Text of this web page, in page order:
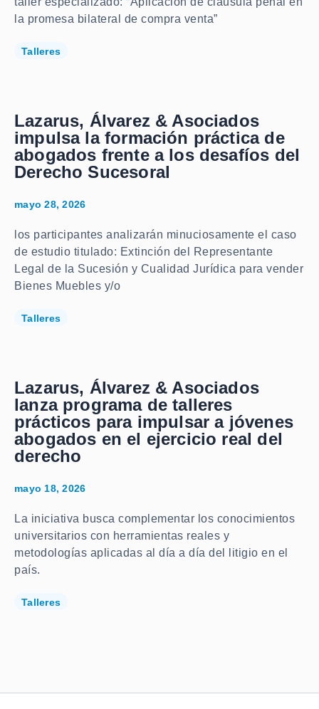
la promesa bilateral de compra venta”
Talleres
Lazarus, Álvarez & Asociados
impulsa la formación práctica de
abogados frente a los desafíos del
Derecho Sucesoral
mayo 28, 2026
los participantes analizarán minuciosamente el caso
de estudio titulado: Extinción del Representante
Legal de la Sucesión y Cualidad Jurídica para vender
Bienes Muebles y/o
Talleres
Lazarus, Álvarez & Asociados
lanza programa de talleres
prácticos para impulsar a jóvenes
abogados en el ejercicio real del
derecho
mayo 18, 2026
La iniciativa busca complementar los conocimientos
universitarios con herramientas reales y
metodologías aplicadas al día a día del litigio en el
país.
Talleres